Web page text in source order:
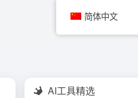
AI工具精选
简体中文